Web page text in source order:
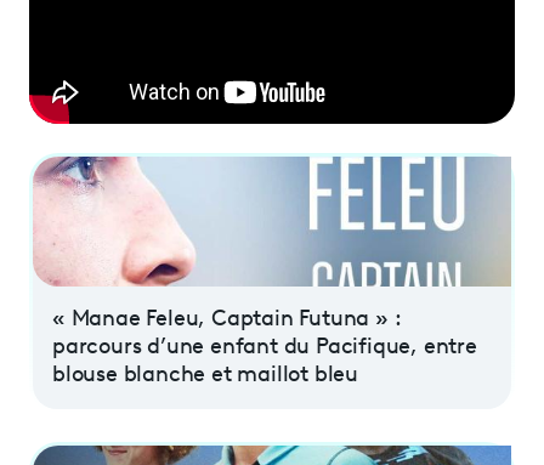
connexion
Avantages fidélité
« Manae Feleu, Captain Futuna » :
parcours d’une enfant du Pacifique, entre
blouse blanche et maillot bleu